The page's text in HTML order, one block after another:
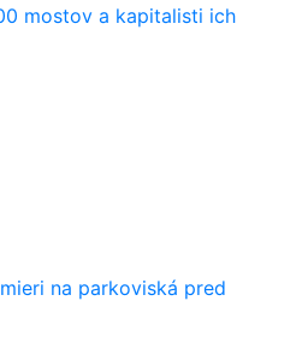
mostov a kapitalisti ich
na parkoviská pred